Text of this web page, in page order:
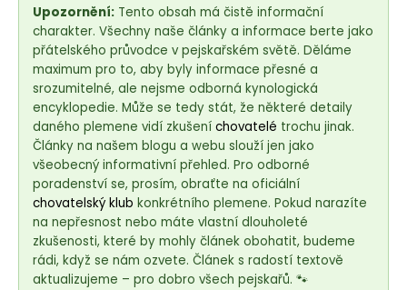
Upozornění: Tento obsah má čistě informační
charakter. Všechny naše články a informace berte jako
přátelského průvodce v pejskařském světě. Děláme
maximum pro to, aby byly informace přesné a
srozumitelné, ale nejsme odborná kynologická
encyklopedie. Může se tedy stát, že některé detaily
daného plemene vidí zkušení chovatelé trochu jinak.
Články na našem blogu a webu slouží jen jako
všeobecný informativní přehled. Pro odborné
poradenství se, prosím, obraťte na oficiální
chovatelský klub konkrétního plemene. Pokud narazíte
na nepřesnost nebo máte vlastní dlouholeté
zkušenosti, které by mohly článek obohatit, budeme
rádi, když se nám ozvete. Článek s radostí textově
aktualizujeme – pro dobro všech pejskařů. 🐾
a